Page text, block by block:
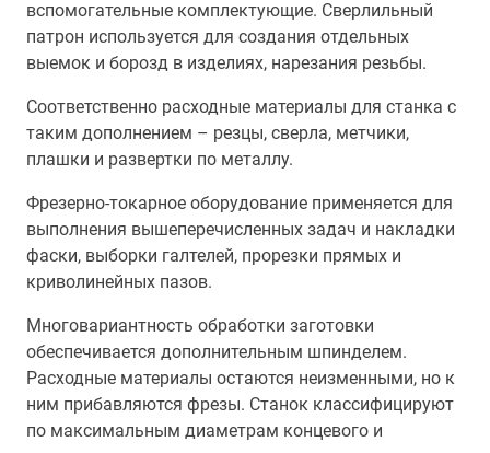
вспомогательные комплектующие. Сверлильный
патрон используется для создания отдельных
выемок и борозд в изделиях, нарезания резьбы.
Соответственно расходные материалы для станка с
таким дополнением – резцы, сверла, метчики,
плашки и развертки по металлу.
Фрезерно-токарное оборудование применяется для
выполнения вышеперечисленных задач и накладки
фаски, выборки галтелей, прорезки прямых и
криволинейных пазов.
Многовариантность обработки заготовки
обеспечивается дополнительным шпинделем.
Расходные материалы остаются неизменными, но к
ним прибавляются фрезы. Станок классифицируют
по максимальным диаметрам концевого и